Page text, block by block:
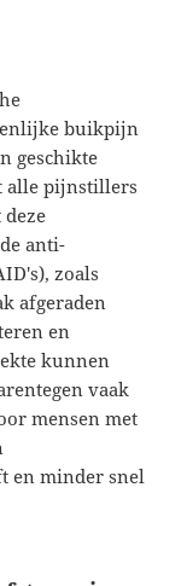
buikpijn
geschikte
alle pijnstillers
anti-
zoals
afgeraden
en
kunnen
vaak
mensen met
en minder snel